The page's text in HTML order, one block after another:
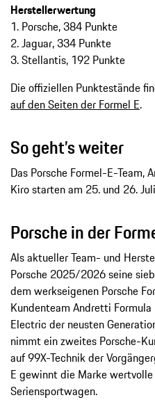
Herstellerwertung
1.⁠ ⁠Porsche, 384 Punkte
2. Jaguar, 334 Punkte
3. Stellantis, 192 Punkte
Die offiziellen Punktestände
auf den Seiten der Formel E.
So geht’s weiter
Das Porsche Formel-E-Team,
Kiro starten am 25. und 26.
Porsche in der
Als aktueller Team- und
Porsche 2025/2026 seine
dem werkseigenen Porsche
Kundenteam Andretti
Electric der neusten
nimmt ein zweites Porsche-
auf 99X-Technik der
E gewinnt die Marke
Seriensportwagen.